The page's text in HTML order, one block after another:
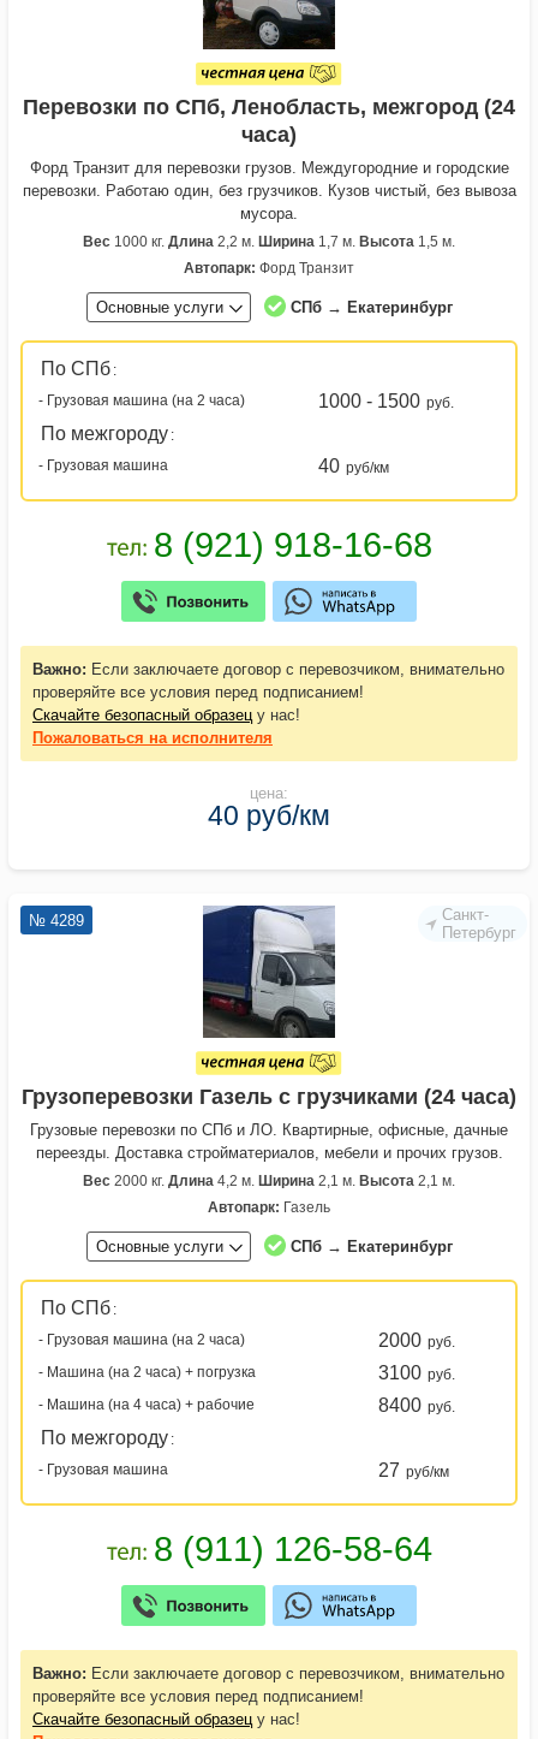
Перевозки по СПб, Ленобласть, межгород (24
часа)
Форд Транзит для перевозки грузов. Междугородние и городские
перевозки. Работаю один, без грузчиков. Кузов чистый, без вывоза
мусора.
Вес 1000 кг. Длина 2,2 м. Ширина 1,7 м. Высота 1,5 м.
Автопарк: Форд Транзит
Основные услуги СПб → Екатеринбург
По СПб :
- Грузовая машина (на 2 часа)
1000 - 1500 руб.
По межгороду :
- Грузовая машина
40 руб/км
Важно: Если заключаете договор с перевозчиком, внимательно
проверяйте все условия перед подписанием!
Скачайте безопасный образецу нас!
Пожаловаться на исполнителя
цена:
40 руб/км
Санкт-
Петербург
№ 4289
Грузоперевозки Газель с грузчиками (24 часа)
Грузовые перевозки по СПб и ЛО. Квартирные, офисные, дачные
переезды. Доставка стройматериалов, мебели и прочих грузов.
Вес 2000 кг. Длина 4,2 м. Ширина 2,1 м. Высота 2,1 м.
Автопарк: Газель
Основные услуги СПб → Екатеринбург
По СПб :
- Грузовая машина (на 2 часа)
2000 руб.
- Машина (на 2 часа) + погрузка
3100 руб.
- Машина (на 4 часа) + рабочие
8400 руб.
По межгороду :
- Грузовая машина
27 руб/км
Важно: Если заключаете договор с перевозчиком, внимательно
проверяйте все условия перед подписанием!
Скачайте безопасный образец у нас!